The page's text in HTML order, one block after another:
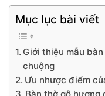
Mục lục bài viết
Giới thiệu mẫu
chuộng
Ưu nhược điểm